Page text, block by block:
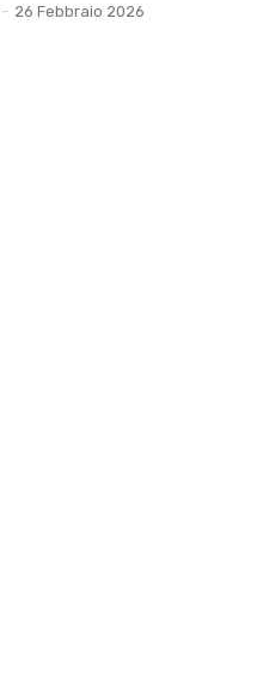
- 26 Febbraio 2026